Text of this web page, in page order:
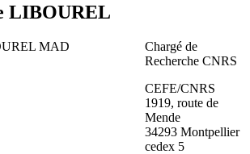
LIBOUREL
Chargé de
Recherche CNRS
CEFE/CNRS
1919, route de
Mende
34293 Montpellier
cedex 5